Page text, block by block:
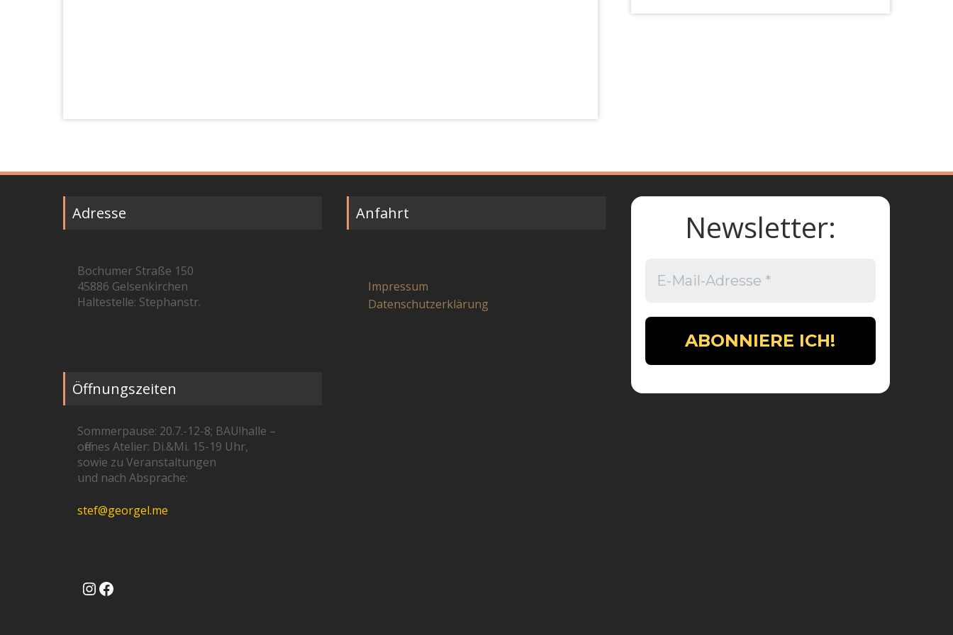
Adresse
Bochumer Straße 150
45886 Gelsenkirchen
Haltestelle: Stephanstr.
Öffnungszeiten
Sommerpause: 20.7.-12-8; BAU!halle –
offenes Atelier: Di.&Mi. 15-19 Uhr,
sowie zu Veranstaltungen
und nach Absprache:
stef@georgel.me
Instagram
Facebook
Anfahrt
Impressum
Datenschutzerklärung
Newsletter: